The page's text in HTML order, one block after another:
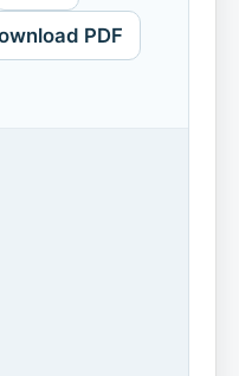
PDF